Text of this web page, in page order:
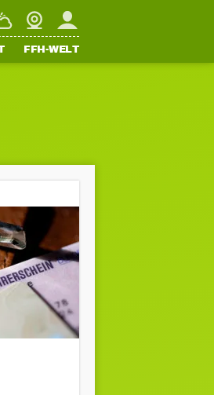
WebcamMein FFH
FFH-WELT